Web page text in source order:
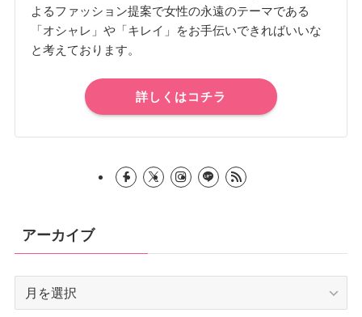
よるファッション提案で女性の永遠のテーマである
「オシャレ」や「キレイ」をお手伝いできればいいな
と考えております。
詳しくはコチラ
アーカイブ